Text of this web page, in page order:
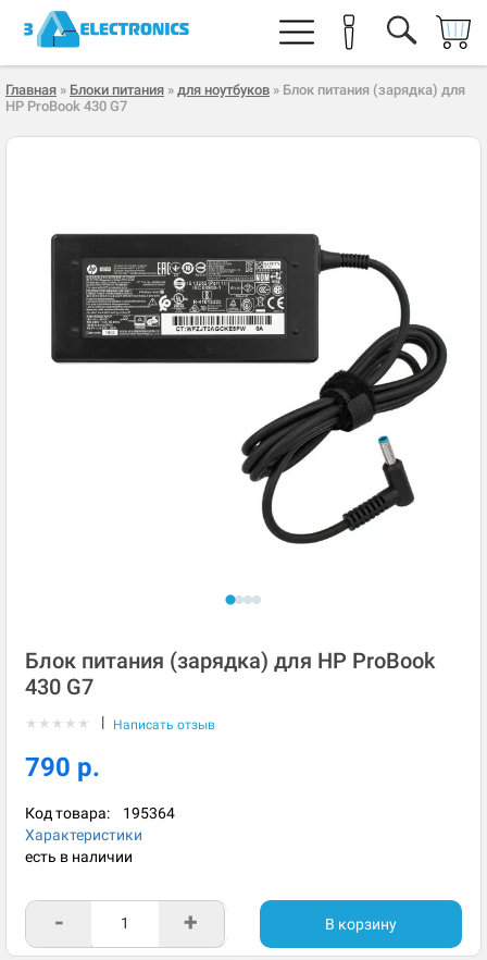
Главная » Блоки питания » для ноутбуков » Блок питания (зарядка) для
HP ProBook 430 G7
Блок питания (зарядка) для HP ProBook
430 G7
★ ★ ★ ★ ★ | Написать отзыв
790 р.
Код товара: 195364
Характеристики
есть в наличии
- + В корзину